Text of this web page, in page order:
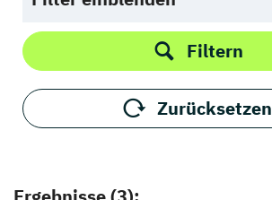
Filtern
Zurücksetzen